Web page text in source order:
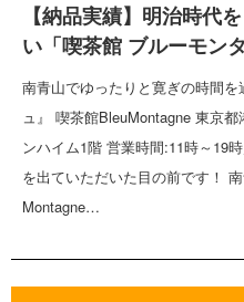
【納品実績】明治時代
い「喫茶館 ブルーモン
南青山でゆったりと寛ぎの時間
ュ』 喫茶館BleuMontagne 東京
ンハイム1階 営業時間:11時～19
を出ていただいた目の前です！
Montagne…